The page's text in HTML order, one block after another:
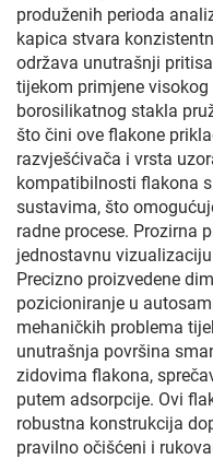
produženih perioda
kapica stvara
održava unutrašnji
tijekom primjene
borosilikatnog stakla
što čini ove flakone
razvješćivača i vrsta
kompatibilnosti flakona
sustavima, što
radne procese. Prozirna
jednostavnu
Precizno proizvedene
pozicioniranje u
mehaničkih problema
unutrašnja površina
zidovima flakona,
putem adsorpcije. Ovi
robustna konstrukcija
pravilno očišćeni i